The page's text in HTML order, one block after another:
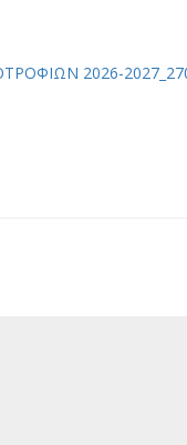
2026-